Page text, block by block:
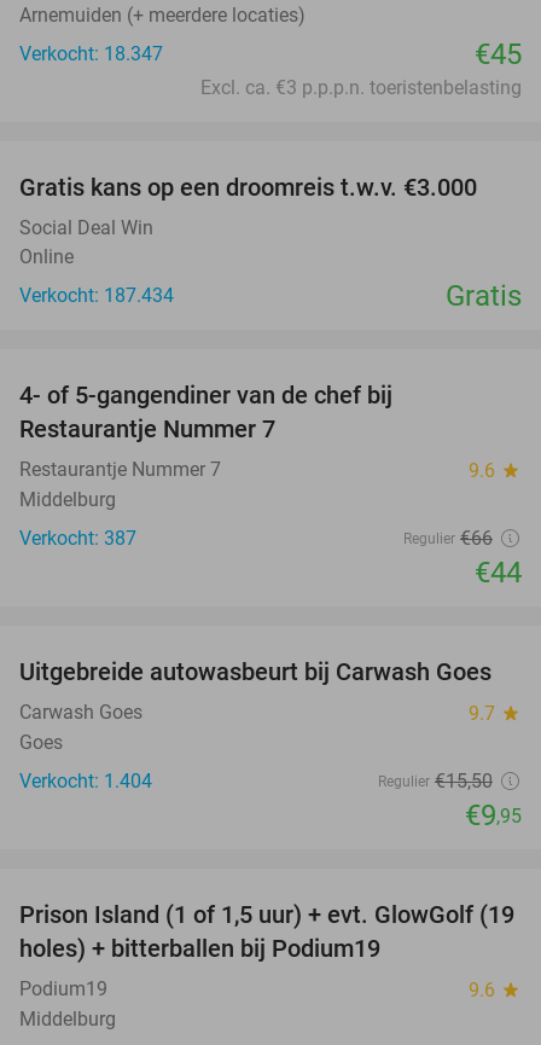
Arnemuiden (+ meerdere locaties)
Verkocht: 18.347
€45
Excl. ca. €3 p.p.p.n. toeristenbelasting
Gratis kans op een droomreis t.w.v. €3.000
Social Deal Win
Online
Verkocht: 187.434
Gratis
4- of 5-gangendiner van de chef bij
Restaurantje Nummer 7
Restaurantje Nummer 7 9.6 star
Middelburg
Verkocht: 387
Regulier €66
€44
36%
Uitgebreide autowasbeurt bij Carwash Goes
Carwash Goes 9.7 star
Goes
Verkocht: 1.404
Regulier €15,50
€9,95
36%
Prison Island (1 of 1,5 uur) + evt. GlowGolf (19
holes) + bitterballen bij Podium19
Podium19 9.6 star
Middelburg